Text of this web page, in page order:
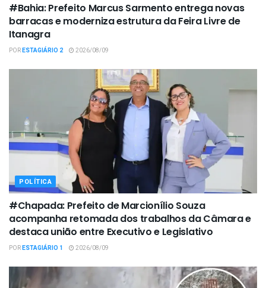
#Bahia: Prefeito Marcus Sarmento entrega novas
barracas e moderniza estrutura da Feira Livre de
Itanagra
PORESTAGIÁRIO 2 2026/08/09
POLÍTICA
#Chapada: Prefeito de Marcionílio Souza
acompanha retomada dos trabalhos da Câmara e
destaca união entre Executivo e Legislativo
PORESTAGIÁRIO 1 2026/08/09